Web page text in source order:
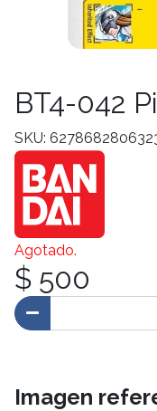
BT4-042
SKU:
Agotado.
$ 500
Imagen